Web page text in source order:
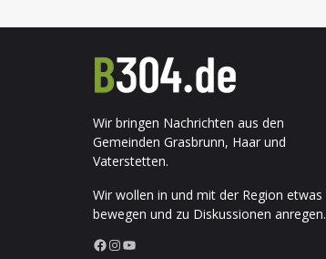
Wir bringen Nachrichten aus den
Gemeinden Grasbrunn, Haar und
Vaterstetten.
Wir wollen in und mit der Region etwas
bewegen und zu Diskussionen anregen.
Facebook InstagramYouTube